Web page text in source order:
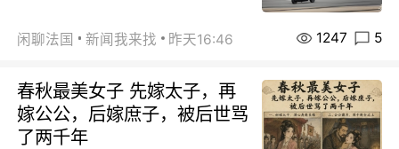
闲聊法国 新闻我来找 昨天16:46 1247 5
春秋最美女子 先嫁太子，再
嫁公公，后嫁庶子，被后世骂
了两千年